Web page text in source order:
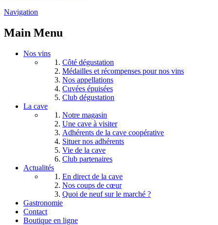
Navigation
Main Menu
Nos vins
Côté dégustation
Médailles et récompenses pour nos vins
Nos appellations
Cuvées épuisées
Club dégustation
La cave
Notre magasin
Une cave à visiter
Adhérents de la cave coopérative
Situer nos adhérents
Vie de la cave
Club partenaires
Actualités
En direct de la cave
Nos coups de cœur
Quoi de neuf sur le marché ?
Gastronomie
Contact
Boutique en ligne